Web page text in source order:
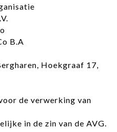
B.A
Hoekgraaf 17,
de verwerking van
in de zin van de AVG.